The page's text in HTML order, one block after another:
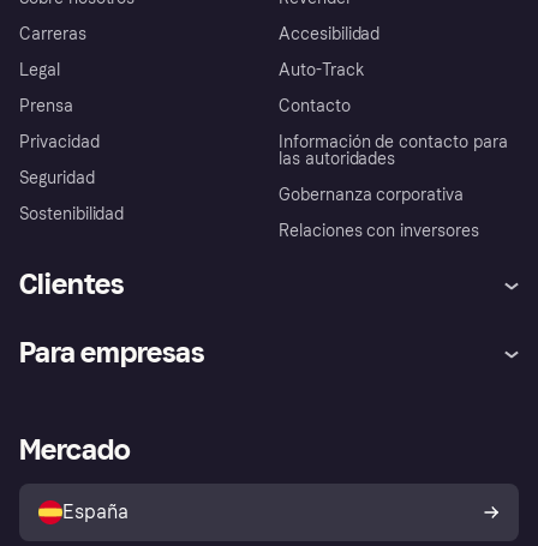
Carreras
Legal
Prensa
Privacidad
Seguridad
Sostenibilidad
Accesibilidad
Auto-Track
Contacto
Información de contacto para
las autoridades
Gobernanza corporativa
Relaciones con inversores
Clientes
Inicio de sesión
Directorio de tiendas
Política de protección al
comprador de Klarna
Reclamaciones
Para empresas
Acceso empresas
Mercado
España